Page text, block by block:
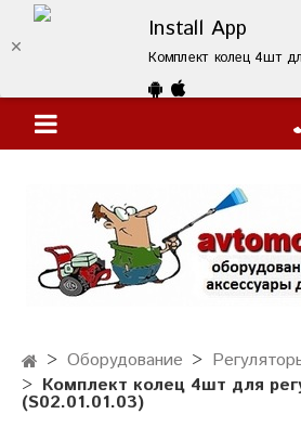
Install App
Комплект колец 4шт
Оборудование
Комплект колец 4шт для
(S02.01.01.03)